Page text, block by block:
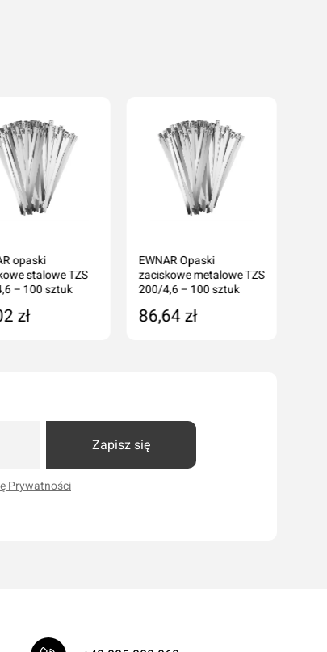
opaski
stalowe TZS
– 100 sztuk
zł
EWNAR Opaski
zaciskowe metalowe TZS
200/4,6 – 100 sztuk
86,64 zł
Zapisz się
Prywatności